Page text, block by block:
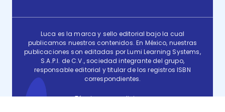
Luca es la marca y sello editorial bajo la cual
publicamos nuestros contenidos. En México, nuestras
publicaciones son editadas por Lumi Learning Systems,
S.A.P.I. de C.V., sociedad integrante del grupo,
responsable editorial y titular de los registros ISBN
correspondientes.
Términos y condiciones